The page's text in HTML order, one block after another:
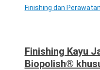
Finishing dan
Finishing Kayu
Biopolish®